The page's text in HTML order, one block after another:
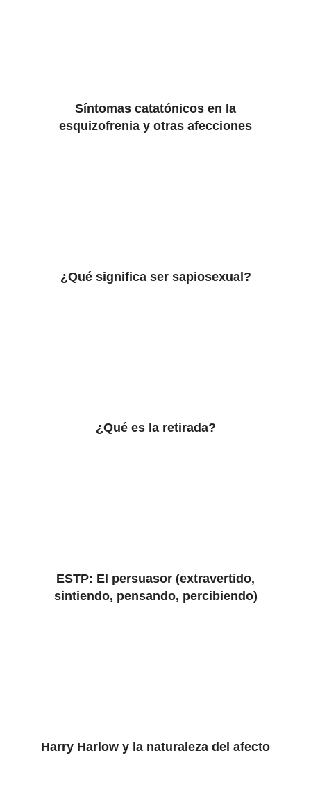
Síntomas catatónicos en la
esquizofrenia y otras afecciones
¿Qué significa ser sapiosexual?
¿Qué es la retirada?
ESTP: El persuasor (extravertido,
sintiendo, pensando, percibiendo)
Harry Harlow y la naturaleza del afecto